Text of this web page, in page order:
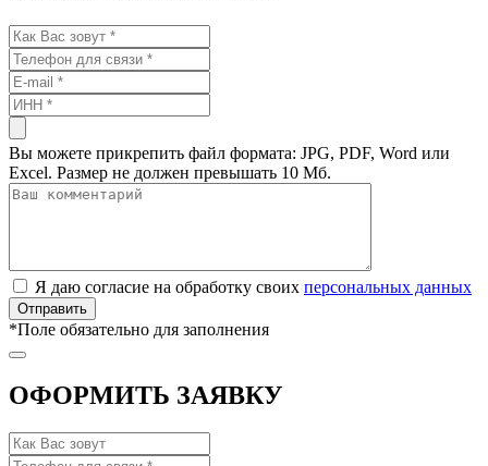
Вы можете прикрепить файл формата: JPG, PDF, Word или
Excel. Размер не должен превышать 10 Мб.
Я даю согласие на обработку своих персональных данных
*Поле обязательно для заполнения
ОФОРМИТЬ ЗАЯВКУ